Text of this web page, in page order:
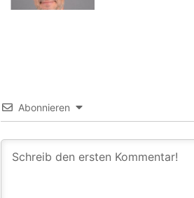
Abonnieren